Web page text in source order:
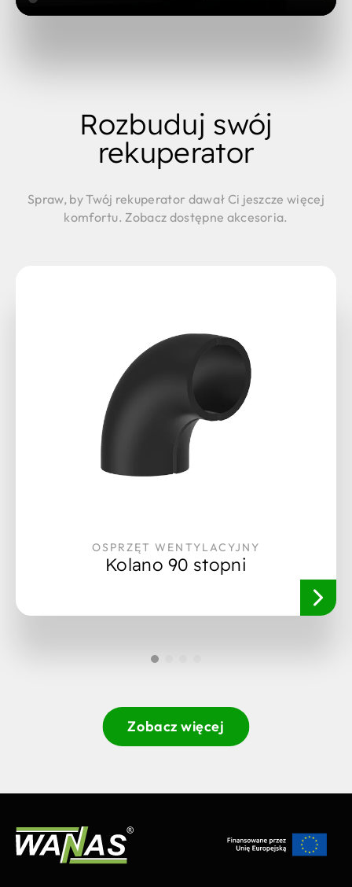
Rozbuduj swój
rekuperator
Spraw, by Twój rekuperator dawał Ci jeszcze więcej
komfortu. Zobacz dostępne akcesoria.
OSPRZĘT WENTYLACYJNY
Kolano 90 stopni
Zobacz więcej